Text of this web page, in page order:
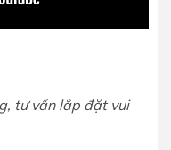
tư vấn lắp đặt vui